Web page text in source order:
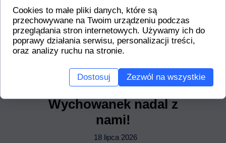
Wychowanek nadal z
nami!
18 lipca 2026
Cookies to małe pliki danych, które są
przechowywane na Twoim urządzeniu podczas
przeglądania stron internetowych. Używamy ich do
poprawy działania serwisu, personalizacji treści,
oraz analizy ruchu na stronie.
Dostosuj Zezwól na wszystkie